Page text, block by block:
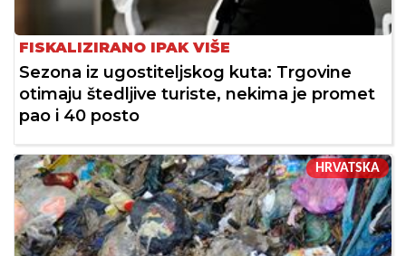
FISKALIZIRANO IPAK VIŠE
Sezona iz ugostiteljskog kuta: Trgovine
otimaju štedljive turiste, nekima je promet
pao i 40 posto
HRVATSKA